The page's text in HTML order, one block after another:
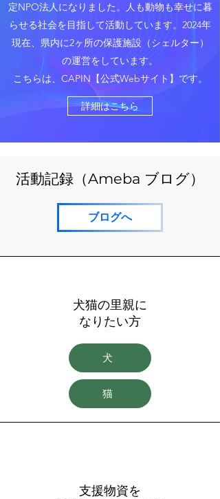
定NPO法人になりました。人も動物も幸せに暮
らせる社会を目指して活動しています。 2024年
現在、県内に2ヶ所の保護施設（シェルター）
の運営をしています。
​こちらは、CAPIN【公式Webサイト】です。
詳細はこちら
活動記録（Ameba ブログ）
ブログへ
犬猫の里親に
​なりたい方
犬
猫
支援物資を